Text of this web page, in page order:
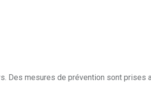
Des mesures de prévention sont prises